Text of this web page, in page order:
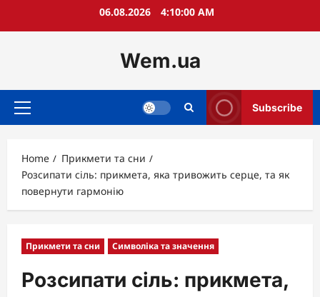
06.08.2026 4:10:02 AM
Wem.ua
Primary
Subscribe
Home
Прикмети та сни
Розсипати сіль: прикмета, яка тривожить серце, та як
повернути гармонію
Прикмети та сни Символіка та значення
Розсипати сіль: прикмета,